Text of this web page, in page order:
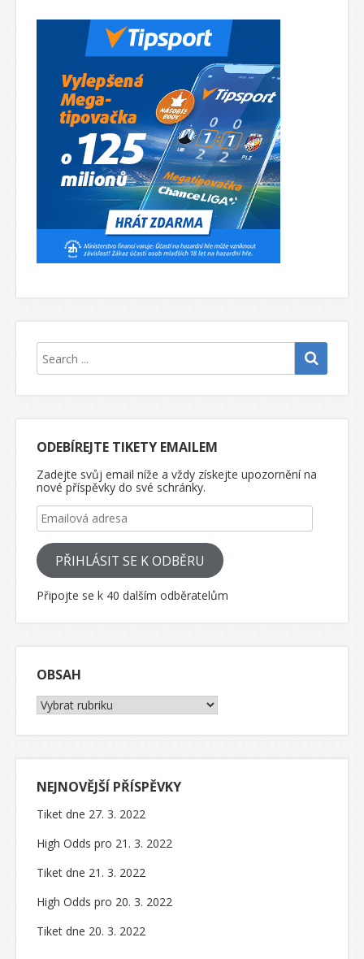
ODEBÍREJTE TIKETY EMAILEM
Zadejte svůj email níže a vždy získejte upozornění na
nové příspěvky do své schránky.
Emailová adresa
PŘIHLÁSIT SE K ODBĚRU
Připojte se k 40 dalším odběratelům
OBSAH
Obsah
NEJNOVĚJŠÍ PŘÍSPĚVKY
Tiket dne 27. 3. 2022
High Odds pro 21. 3. 2022
Tiket dne 21. 3. 2022
High Odds pro 20. 3. 2022
Tiket dne 20. 3. 2022